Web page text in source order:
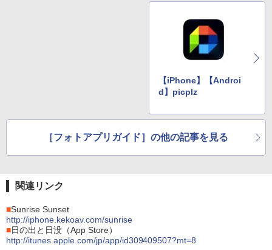
【iPhone】【Androi
d】picplz
［フォトアプリガイド］の他の記事を見る
関連リンク
■Sunrise Sunset
http://iphone.kekoav.com/sunrise
■日の出と日没（App Store）
http://itunes.apple.com/jp/app/id309409507?mt=8